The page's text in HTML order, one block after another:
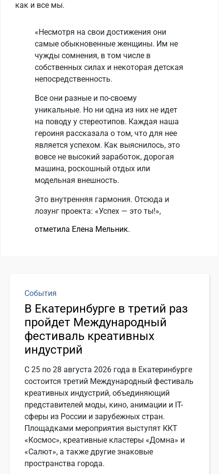
как и все мы.
«Несмотря на свои достижения они
самые обыкновенные женщины. Им не
чужды сомнения, в том числе в
собственных силах и некоторая детская
непосредственность.
Все они разные и по-своему
уникальные. Но ни одна из них не идет
на поводу у стереотипов. Каждая наша
героиня рассказала о том, что для нее
является успехом. Как выяснилось, это
вовсе не высокий заработок, дорогая
машина, роскошный отдых или
модельная внешность.
Это внутренняя гармония. Отсюда и
лозунг проекта: «Успех — это ты!»,
отметила Елена Мельник.
События
В Екатеринбурге в третий раз
пройдет Международный
фестиваль креативных
индустрий
С 25 по 28 августа 2026 года в Екатеринбурге
состоится третий Международный фестиваль
креативных индустрий, объединяющий
представителей моды, кино, анимации и IT-
сферы из России и зарубежных стран.
Площадками мероприятия выступят ККТ
«Космос», креативные кластеры «Домна» и
«Салют», а также другие знаковые
пространства города.